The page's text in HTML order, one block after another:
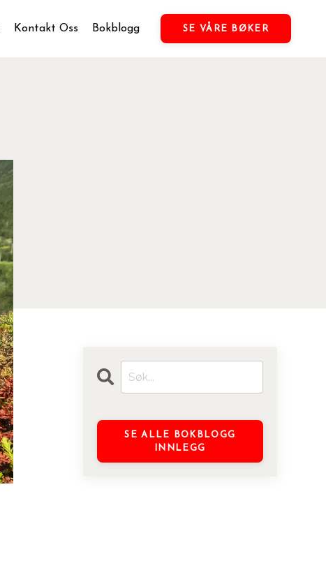
Kontakt Oss Bokblogg SE VÅRE BØKER
SE ALLE BOKBLOGG
INNLEGG